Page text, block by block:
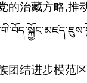
的治藏方略,推
团结进步模范区